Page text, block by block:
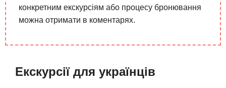
конкретним екскурсіям або процесу бронювання
можна отримати в коментарях.
Екскурсії для українців